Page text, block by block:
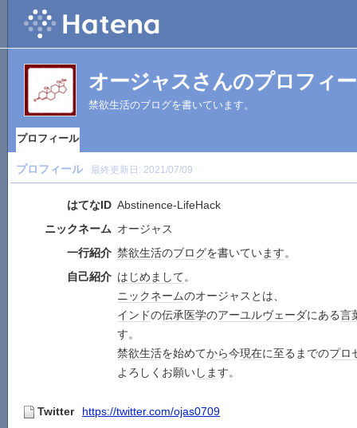
オージャスさんのプロフィ
禁欲生活のブログを書いています。
プロフィール
プロフィール 最終更新日: 2021/07/09
はてなID Abstinence-LifeHack
ニックネーム オージャス
一行紹介 禁欲生活のブログを書いています。
自己紹介 はじめまして。
ニックネームのオージャスとは、
インドの伝承医学のアーユルヴェーダにある言
す。
禁欲生活を始めてから今現在に至るまでのプロ
よろしくお願いします。
Twitter https://twitter.com/ojas0709